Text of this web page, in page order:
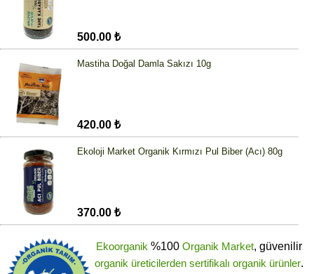
500.00 ₺
Mastiha Doğal Damla Sakızı 10g
420.00 ₺
Ekoloji Market Organik Kırmızı Pul Biber (Acı) 80g
370.00 ₺
Ekoorganik %100 Organik Market, güvenilir
organik üreticilerden sertifikalı organik ürünler.